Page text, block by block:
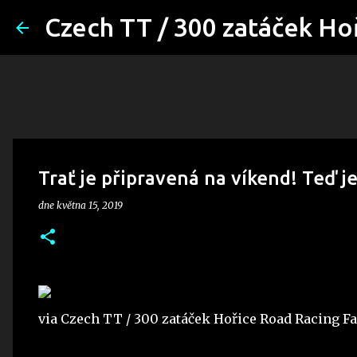
Czech TT / 300 zatáček
Trať je připravená na víkend! Teď
dne května 15, 2019
via Czech TT / 300 zatáček Hořice Road Racing